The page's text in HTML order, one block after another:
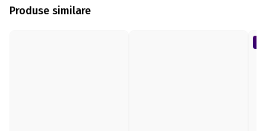
Produse similare